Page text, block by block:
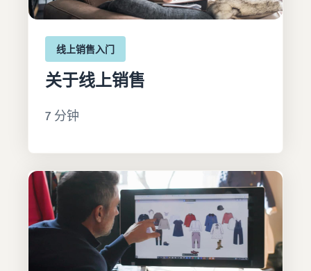
线上销售入门
关于线上销售
7 分钟